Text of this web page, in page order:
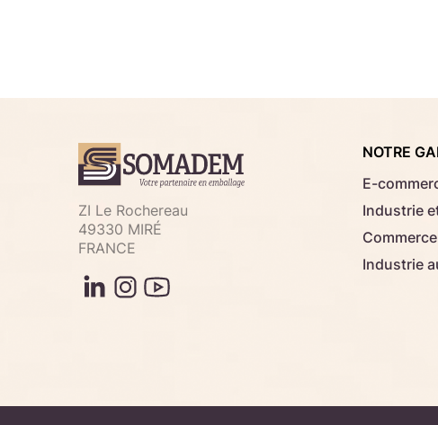
ZI Le Rochereau
49330 MIRÉ
FRANCE
NOTRE
E-
Industrie
Industrie